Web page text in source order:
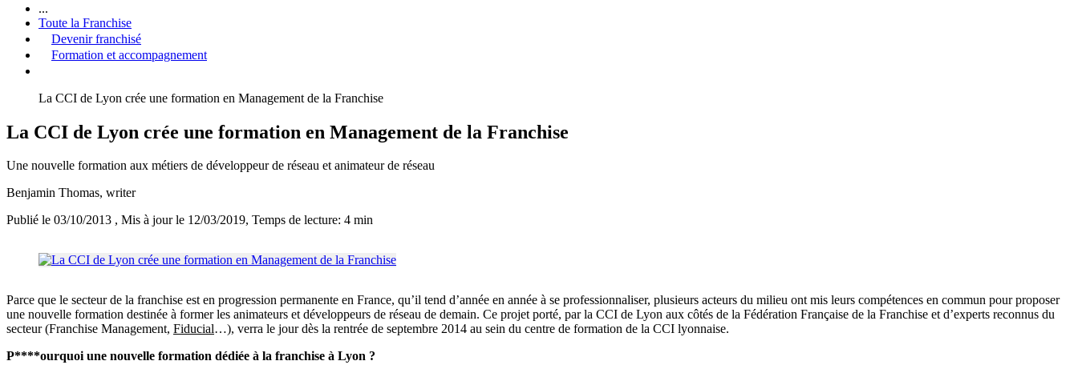
...
Toute la Franchise
Devenir franchisé
Formation et accompagnement
La CCI de Lyon crée une formation en Management de la Franchise
La CCI de Lyon crée une formation en Management de la Franchise
Une nouvelle formation aux métiers de développeur de réseau et animateur de réseau
Benjamin Thomas, writer
Publié le 03/10/2013 , Mis à jour le 12/03/2019, Temps de lecture: 4 min
Parce que le secteur de la franchise est en progression permanente en France, qu’il tend d’année en année à se professionnaliser, plusieurs acteurs du milieu ont mis leurs compétences en commun pour proposer
une nouvelle formation destinée à former les animateurs et développeurs de réseau de demain. Ce projet porté, par la CCI de Lyon aux côtés de la Fédération Française de la Franchise et d’experts reconnus du
secteur (Franchise Management, Fiducial…), verra le jour dès la rentrée de septembre 2014 au sein du centre de formation de la CCI lyonnaise.
P****ourquoi une nouvelle formation dédiée à la franchise à Lyon ?